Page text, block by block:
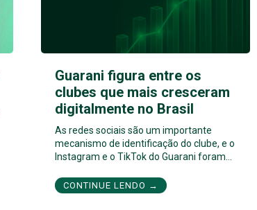
Guarani figura entre os
clubes que mais cresceram
digitalmente no Brasil
As redes sociais são um importante
mecanismo de identificação do clube, e o
Instagram e o TikTok do Guarani foram…
CONTINUE LENDO →